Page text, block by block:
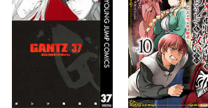
あらすじを表示する